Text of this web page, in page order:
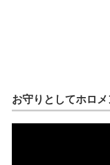
お守りとしてホロ